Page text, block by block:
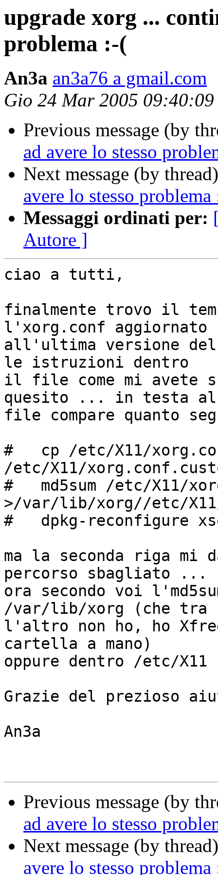
upgrade xorg ...
problema :-(
An3a an3a76 a gmail.com
Gio 24 Mar 2005
Previous message (by
ad avere lo stesso
Next message (by
avere lo stesso problema
Messaggi ordinati per:
Autore ]
ciao a tutti,
finalmente trovo il
l'xorg.conf aggiornato
all'ultima versione
le istruzioni dentro
il file come mi avete
quesito ... in testa al
file compare quanto
#   cp /etc/X11/
/etc/X11/
#   md5sum /etc/X11/
>/var/lib/xorg//etc/X11/
#   dpkg-reconfigure
ma la seconda riga mi
percorso sbagliato ...
ora secondo voi
/var/lib/xorg (che tra
l'altro non ho, ho
cartella a mano)
oppure dentro /etc/X11
Grazie del prezioso
An3a
Previous message (by
ad avere lo stesso
Next message (by
avere lo stesso problema